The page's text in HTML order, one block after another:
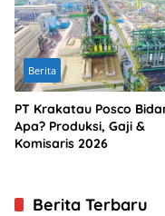
Berita
PT Krakatau Posco
Apa? Produksi, Gaji &
Komisaris 2026
Berita Terbaru